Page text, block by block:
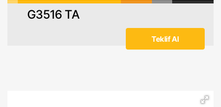
G3516 TA
Teklif Al